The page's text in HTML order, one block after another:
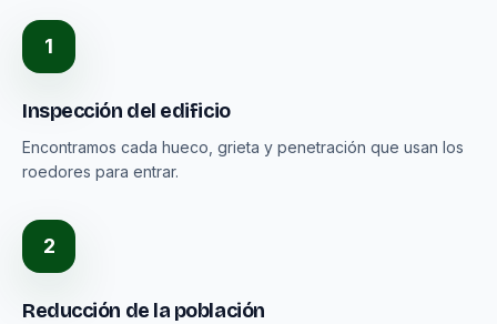
1
Inspección del edificio
Encontramos cada hueco, grieta y penetración que usan los
roedores para entrar.
2
Reducción de la población